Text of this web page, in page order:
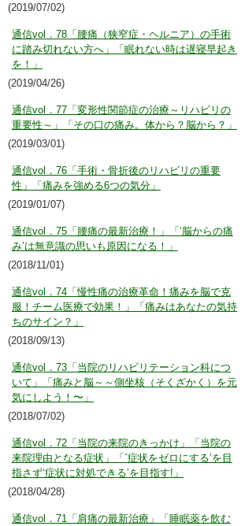
(2019/07/02)
通信vol．78「腰痛（狭窄症・ヘルニア）の手術
に踏み切れない方へ」「眠れない時は遅寝早起き
を！」
(2019/04/26)
通信vol．77「変形性関節症の治療～リハビリの
重要性～」「その口の痛み。体から？脳から？」
(2019/03/01)
通信vol．76「手術・骨折後のリハビリの重要
性」「痛みを強める6つの気分」
(2019/01/07)
通信vol．75「腰痛の最新治療！」「‘脳からの痛
み’は無意識の思いも原因になる！」
(2018/11/01)
通信vol．74「慢性痛の治療革命！痛みを脳で克
服！チーム医療で効果！」「痛みはあなたの気持
ちのサイン？」
(2018/09/13)
通信vol．73「当院のリハビリテーション科につ
いて」「痛みと脳～～側坐核（そくざかく）を元
気にしよう！〜」
(2018/07/02)
通信vol．72「当院の来院のきっかけ」「当院の
来院理由となる症状」「`症状をゼロにする’を目
指さず‘症状に対処できる’を目指す!」
(2018/04/28)
通信vol．71「肩痛の最新治療」「睡眠薬を飲む